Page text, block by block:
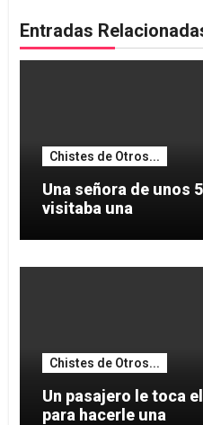
Entradas
Chistes de Otros...
Una señora de unos
visitaba una
Chistes de Otros...
Un pasajero le toca
para hacerle una